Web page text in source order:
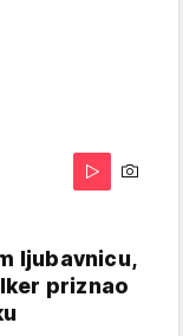
ljubavnicu,
priznao